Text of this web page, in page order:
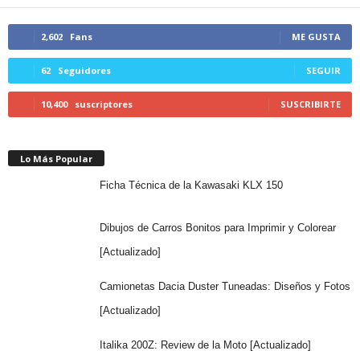
2,602 Fans ME GUSTA
62 Seguidores SEGUIR
10,400 suscriptores SUSCRIBIRTE
Lo Más Popular
Ficha Técnica de la Kawasaki KLX 150
Dibujos de Carros Bonitos para Imprimir y Colorear
[Actualizado]
Camionetas Dacia Duster Tuneadas: Diseños y Fotos
[Actualizado]
Italika 200Z: Review de la Moto [Actualizado]